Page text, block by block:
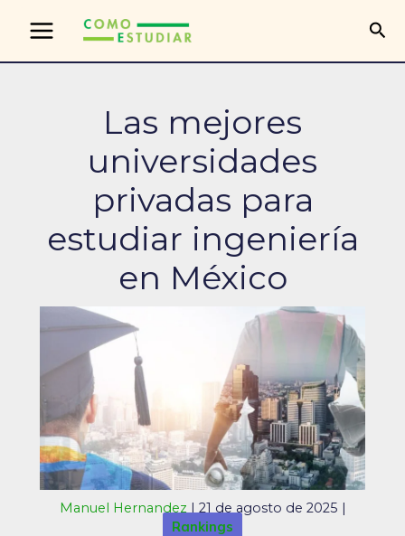
contenido
Las mejores
universidades
privadas para
estudiar ingeniería
en México
Manuel Hernandez | 21 de agosto de 2025 |
Rankings